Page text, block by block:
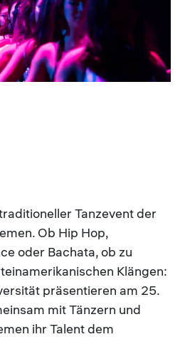
Tanzevent der
Ob Hip Hop,
oder Bachata, ob zu
Klängen:
präsentieren am 25.
mit Tänzern und
ihr Talent dem